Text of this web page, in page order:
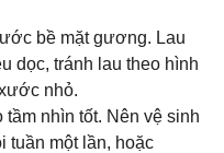
bề mặt gương. Lau
dọc, tránh lau theo hình
nhỏ.
nhìn tốt. Nên vệ sinh
tuần một lần, hoặc